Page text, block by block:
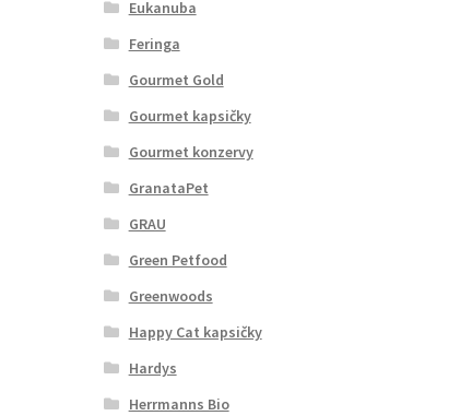
Eukanuba
Feringa
Gourmet Gold
Gourmet kapsičky
Gourmet konzervy
GranataPet
GRAU
Green Petfood
Greenwoods
Happy Cat kapsičky
Hardys
Herrmanns Bio